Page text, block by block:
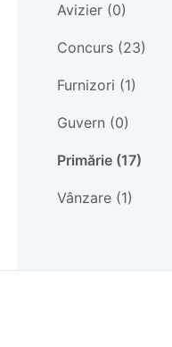
Avizier (0)
Concurs (23)
Furnizori (1)
Guvern (0)
Primărie (17)
Vânzare (1)